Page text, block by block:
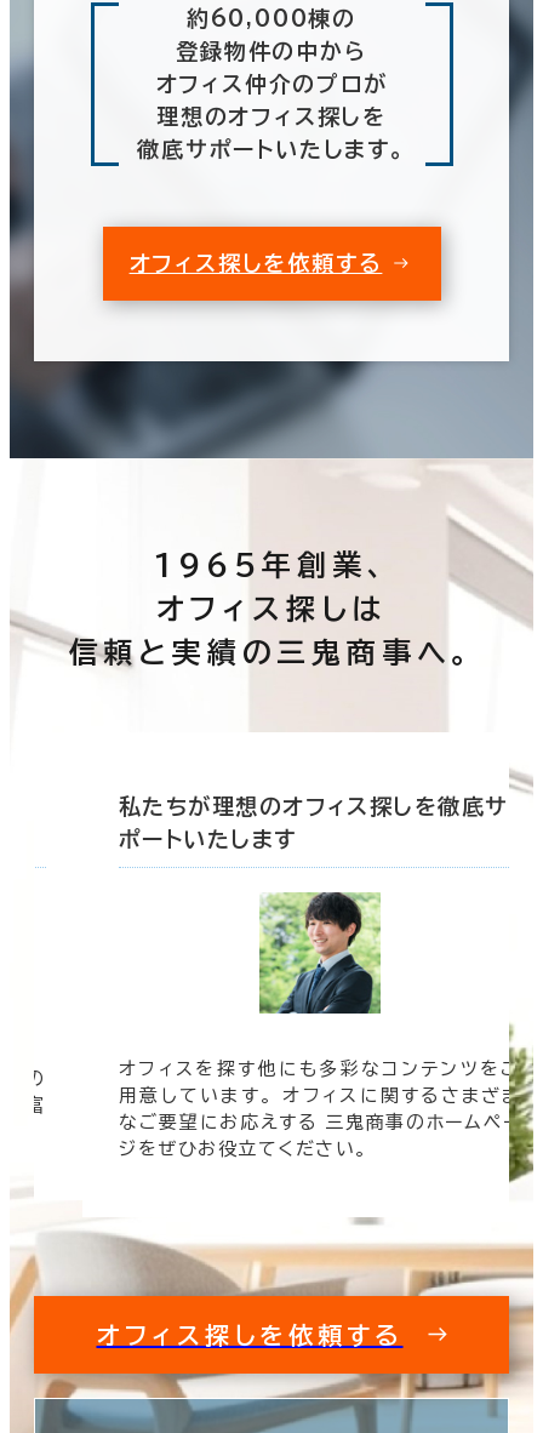
約60,000棟の
登録物件の中から
オフィス仲介のプロが
理想のオフィス探しを
徹底サポートいたします。
オフィス探しを依頼する
1965年創業、
オフィス探しは
信頼と実績の三鬼商事へ。
の
豊富
私たちが理想のオフィス探しを徹底サ
ポートいたします
オフィスを探す他にも多彩なコンテンツをご
用意しています。 オフィスに関するさまざま
なご要望にお応えする 三鬼商事のホームペー
ジをぜひお役立てください。
オフィス探しを依頼する